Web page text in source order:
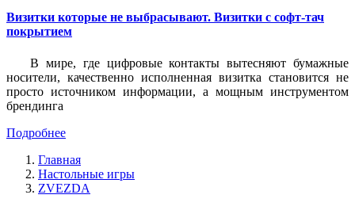
Визитки которые не выбрасывают. Визитки с софт-тач
покрытием
В мире, где цифровые контакты вытесняют бумажные
носители, качественно исполненная визитка становится не
просто источником информации, а мощным инструментом
брендинга
Подробнее
Главная
Настольные игры
ZVEZDA